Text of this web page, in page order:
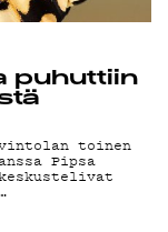
puhuttiin
toinen
Pipsa